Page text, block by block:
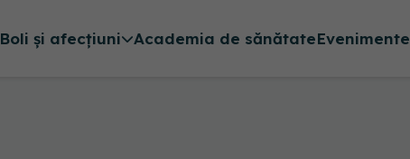
Boli și afecțiuni Academia de sănătateEvenimente